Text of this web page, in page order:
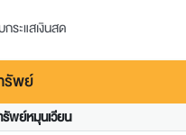
กระแสเงินสด
รัพย์
พย์หมุนเวียน